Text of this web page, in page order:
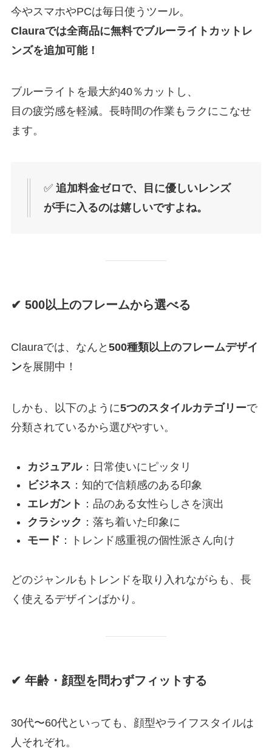
今やスマホやPCは毎日使うツール。
Clauraでは全商品に無料でブルーライトカットレ
ンズを追加可能！
ブルーライトを最大約40％カットし、
目の疲労感を軽減。長時間の作業もラクにこなせ
ます。
✅ 追加料金ゼロで、目に優しいレンズ
が手に入るのは嬉しいですよね。
✔ 500以上のフレームから選べる
Clauraでは、なんと 500種類以上のフレームデザイ
ンを展開中！
しかも、以下のように5つのスタイルカテゴリーで
分類されているから選びやすい。
カジュアル：日常使いにピッタリ
ビジネス ：知的で信頼感のある印象
エレガント ：品のある女性らしさを演出
クラシック ：落ち着いた印象に
モード ：トレンド感重視の個性派さん向け
どのジャンルもトレンドを取り入れながらも、長
く使えるデザインばかり。
✔ 年齢・顔型を問わずフィットする
30代〜60代といっても、顔型やライフスタイルは
人それぞれ。